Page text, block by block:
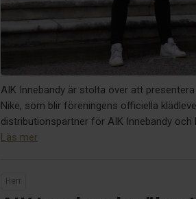
AIK Innebandy är stolta över att
Nike, som blir föreningens officiella
distributionspartner för AIK Innebandy
Läs mer
Herr